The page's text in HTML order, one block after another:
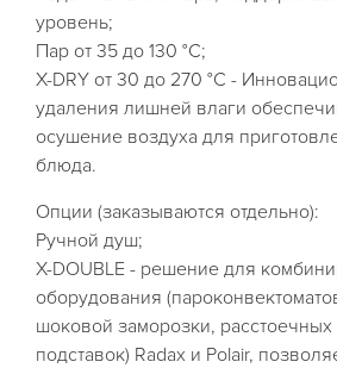
уровень;
Пар от 35 до 130 °C;
X-DRY от 30 до 270 °C -
удаления лишней влаги
осушение воздуха для
блюда.
Опции (заказываются отдельно):
Ручной душ;
X-DOUBLE - решение для
оборудования
шоковой заморозки, расстоечных
подставок) Radax и Polair,